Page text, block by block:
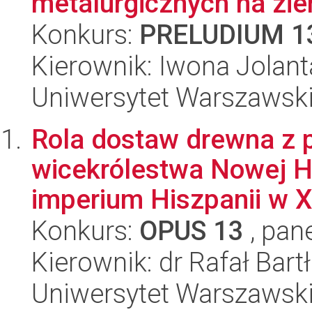
Konkurs: PRELUDIUM
Kierownik: Iwona
Uniwersytet
Rola dostaw drewna z
wicekrólestwa Nowej
imperium Hiszpanii w
Konkurs: OPUS 13 ,
Kierownik: dr Rafał
Uniwersytet